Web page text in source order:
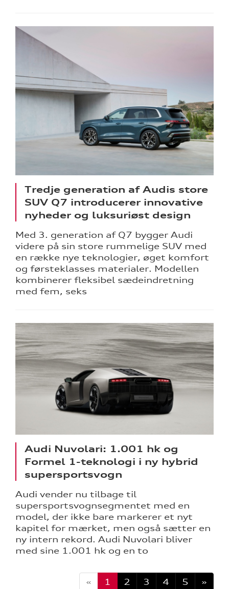
Tredje generation af Audis store
SUV Q7 introducerer innovative
nyheder og luksuriøst design
Med 3. generation af Q7 bygger Audi
videre på sin store rummelige SUV med
en række nye teknologier, øget komfort
og førsteklasses materialer. Modellen
kombinerer fleksibel sædeindretning
med fem, seks
Audi Nuvolari: 1.001 hk og
Formel 1-teknologi i ny hybrid
supersportsvogn
Audi vender nu tilbage til
supersportsvognsegmentet med en
model, der ikke bare markerer et nyt
kapitel for mærket, men også sætter en
ny intern rekord. Audi Nuvolari bliver
med sine 1.001 hk og en to
« 1 2 3 4 5 »